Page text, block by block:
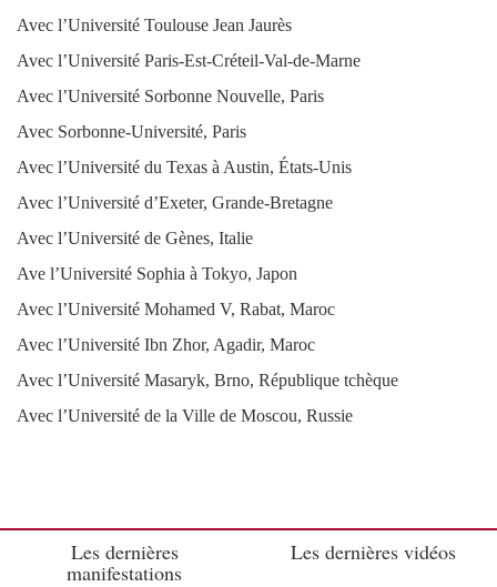
Avec l’Université Toulouse Jean Jaurès
Avec l’Université Paris-Est-Créteil-Val-de-Marne
Avec l’Université Sorbonne Nouvelle, Paris
Avec Sorbonne-Université, Paris
Avec l’Université du Texas à Austin, États-Unis
Avec l’Université d’Exeter, Grande-Bretagne
Avec l’Université de Gènes, Italie
Ave l’Université Sophia à Tokyo, Japon
Avec l’Université Mohamed V, Rabat, Maroc
Avec l’Université Ibn Zhor, Agadir, Maroc
Avec l’Université Masaryk, Brno, République tchèque
Avec l’Université de la Ville de Moscou, Russie
Les dernières
manifestations
Les dernières vidéos